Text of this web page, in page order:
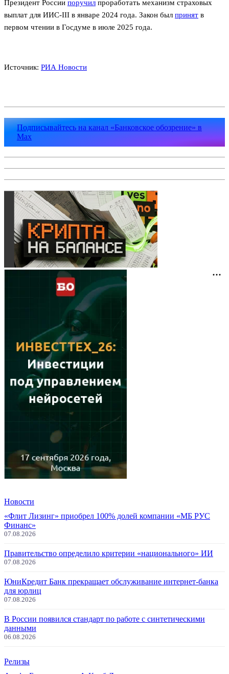
Президент России поручил проработать механизм страховых
выплат для ИИС-III в январе 2024 года. Закон был принят в
первом чтении в Госдуме в июле 2025 года.
Источник: РИА Новости
Подписывайтесь на канал «Банковское обозрение» в
Max
Новости
«Флит Лизинг» приобрел 100% долей компании «МБ РУС
Финанс»
07.08.2026
Правительство определило критерии «национального» ИИ
07.08.2026
ЮниКредит Банк прекращает обслуживание интернет-банка
для юрлиц
07.08.2026
В России появился стандарт по работе с синтетическими
данными
06.08.2026
Релизы